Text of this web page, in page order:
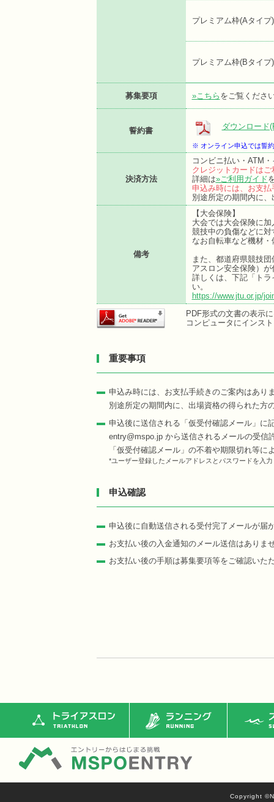
プレミアム枠(Aタイプ)
プレミアム枠(Bタイプ)
募集要項 »こちら をご覧くださ
誓約書 ダウンロード
※ オンライン申込では誓
決済方法
コンビニ払い・ATM
クレジットカードは
詳細は»ご利用ガイド
申込み時には、お支
別途所定の期間内に
備考
【大会保険】
大会では大会保険に
競技中の負傷などに
なお自転車など機材
また、都道府県競技
アスロン安全保険）
詳しくは、下記「ト
い。
https://www.jtu.or.jp/
PDF形式の文書の表示
コンピュータにインス
重要事項
申込み時には、お支払手続きのご案内はあり
別途所定の期間内に、出場資格の得られた方
申込後に送信される「仮受付確認メール」に
entry@mspo.jp から送信されるメールの受信
「仮受付確認メール」の不着や期限切れ等
*ユーザー登録したメールアドレスとパスワードを入
申込確認
申込後に自動送信される受付完了メールが届
お支払い後の入金通知のメール送信はありま
お支払い後の手順は募集要項等をご確認いた
トライアスロン ランニング ス
Copyright